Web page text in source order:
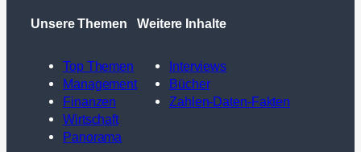
Unsere Themen
Top Themen
Management
Finanzen
Wirtschaft
Panorama
Weitere Inhalte
Interviews
Bücher
Zahlen-Daten-Fakten